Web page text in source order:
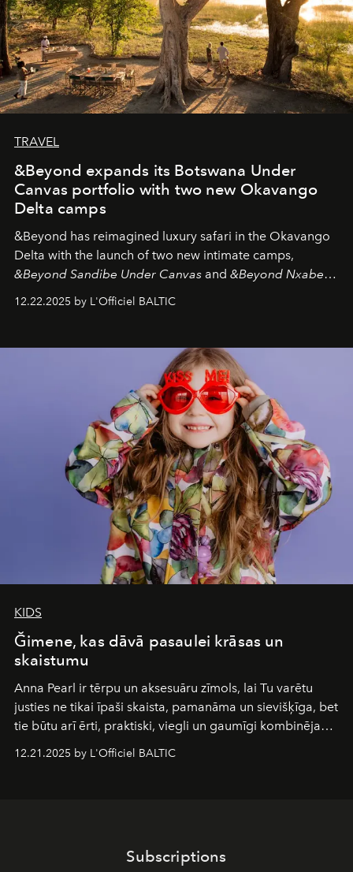
TRAVEL
&Beyond expands its Botswana Under
Canvas portfolio with two new Okavango
Delta camps
&Beyond has reimagined luxury safari in the Okavango
Delta with the launch of two new intimate camps,
&Beyond Sandibe Under Canvas and &Beyond Nxabega
&Beyond Chobe Under Canvas
iconic wild places, a journey offering a rare combination
of adventure, intimacy, and sustainability.
is not a lodge — it’s the wild, felt, heard,
and breathed — an experience where comfort and
wilderness merge so completely that you become part
12.22.2025 by L'Officiel BALTIC
KIDS
Ğimene, kas dāvā pasaulei krāsas un
skaistumu
Anna Pearl ir tērpu un aksesuāru zīmols, lai Tu varētu
justies ne tikai īpaši skaista, pamanāma un sievišķīga, bet
tie būtu arī ērti, praktiski, viegli un gaumīgi kombinējami
piedzīvojumos.
12.21.2025 by L'Officiel BALTIC
Subscriptions